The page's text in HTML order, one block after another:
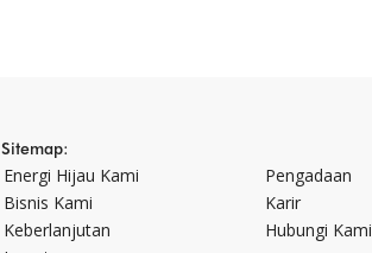
Sitemap:
Energi Hijau Kami
Bisnis Kami
Keberlanjutan
Pengadaan
Karir
Hubungi Kami